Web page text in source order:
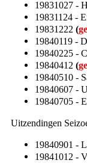
19831027 -
19831124 -
19831222 (
19840119 -
19840225 -
19840412 (
19840510 -
19840607 -
19840705 -
Uitzendingen
19840901 -
19841012 -